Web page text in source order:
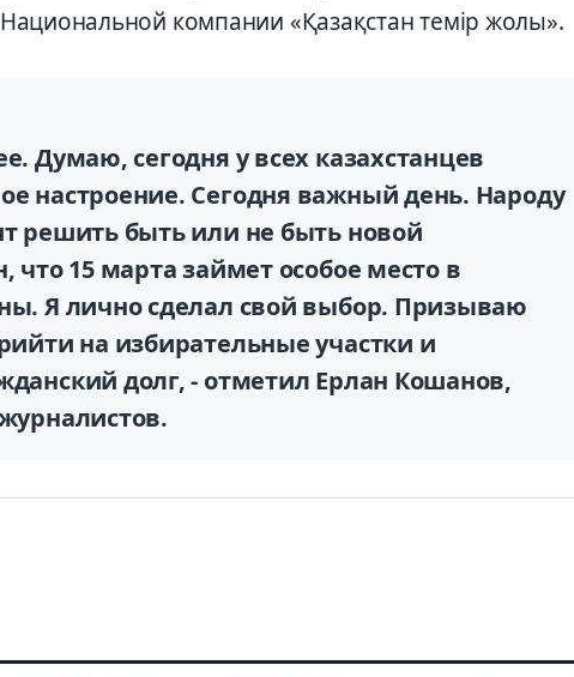
компании «Қазақстан темір жолы».
Думаю, сегодня у всех казахстанцев
настроение. Сегодня важный день. Народу
решить быть или не быть новой
что 15 марта займет особое место в
Я лично сделал свой выбор. Призываю
на избирательные участки и
долг, - отметил Ерлан Кошанов,